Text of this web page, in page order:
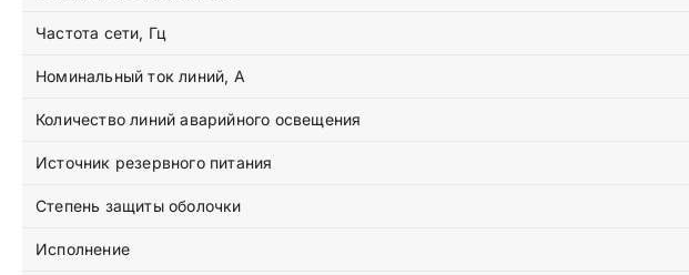
Частота сети, Гц
Номинальный ток линий, А
Количество линий аварийного освещения
Источник резервного питания
Степень защиты оболочки
Исполнение